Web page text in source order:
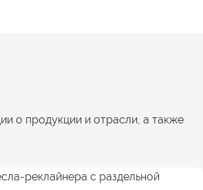
о продукции и отрасли, а также